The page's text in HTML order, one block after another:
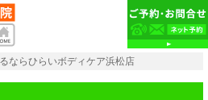
ならひらいボディケア浜松店